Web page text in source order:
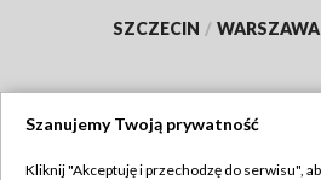
SZCZECIN / WARSZAWA
Szanujemy Twoją prywatność
Kliknij "Akceptuję i przechodzę do serwisu",